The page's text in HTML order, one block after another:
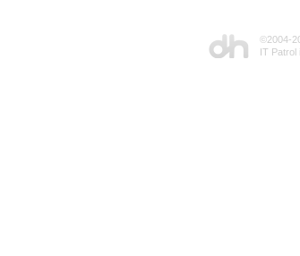
©2004-
IT Patrol